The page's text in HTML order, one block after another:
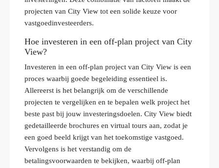
projecten van City View tot een solide keuze voor
vastgoedinvesteerders.
Hoe investeren in een off-plan project van City
View?
Investeren in een off-plan project van City View is een
proces waarbij goede begeleiding essentieel is.
Allereerst is het belangrijk om de verschillende
projecten te vergelijken en te bepalen welk project het
beste past bij jouw investeringsdoelen. City View biedt
gedetailleerde brochures en virtual tours aan, zodat je
een goed beeld krijgt van het toekomstige vastgoed.
Vervolgens is het verstandig om de
betalingsvoorwaarden te bekijken, waarbij off-plan